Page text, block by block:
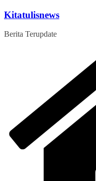
Skip
content
Kitatulisnews
Berita Terupdate